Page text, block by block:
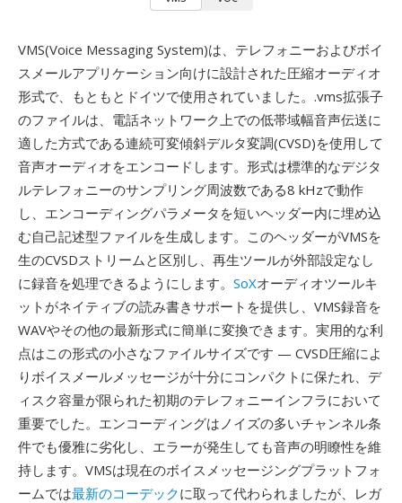
VMS(Voice Messaging System)は、テレフォニーおよびボイ
スメールアプリケーション向けに設計された圧縮オーディオ
形式で、もともとドイツで使用されていました。.vms拡張子
のファイルは、電話ネットワーク上での低帯域幅音声伝送に
適した方式である連続可変傾斜デルタ変調(CVSD)を使用して
音声オーディオをエンコードします。形式は標準的なデジタ
ルテレフォニーのサンプリング周波数である8 kHzで動作
し、エンコーディングパラメータを短いヘッダー内に埋め込
む自己記述型ファイルを生成します。このヘッダーがVMSを
生のCVSDストリームと区別し、再生ツールが外部設定なし
に録音を処理できるようにします。 SoXオーディオツールキ
ットがネイティブの読み書きサポートを提供し、VMS録音を
WAVやその他の最新形式に簡単に変換できます。実用的な利
点はこの形式の小さなファイルサイズです — CVSD圧縮によ
りボイスメールメッセージが十分にコンパクトに保たれ、デ
ィスク容量が限られた初期のテレフォニーインフラにおいて
重要でした。エンコーディングはノイズの多いチャンネル条
件でも優雅に劣化し、エラーが発生しても音声の明瞭性を維
持します。VMSは現在のボイスメッセージングプラットフォ
ームでは最新のコーデックに取って代わられましたが、レガ